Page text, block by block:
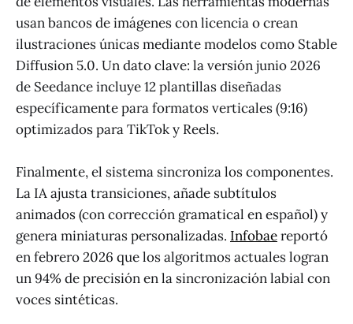
usan bancos de imágenes con licencia o crean
ilustraciones únicas mediante modelos como Stable
Diffusion 5.0. Un dato clave: la versión junio 2026
de Seedance incluye 12 plantillas diseñadas
específicamente para formatos verticales (9:16)
optimizados para TikTok y Reels.
Finalmente, el sistema sincroniza los componentes.
La IA ajusta transiciones, añade subtítulos
animados (con corrección gramatical en español) y
genera miniaturas personalizadas. Infobaereportó
en febrero 2026 que los algoritmos actuales logran
un 94% de precisión en la sincronización labial con
voces sintéticas.